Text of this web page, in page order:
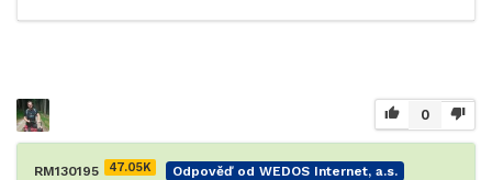
0
RM130195 47.05K
Odpověď od WEDOS Internet, a.s.